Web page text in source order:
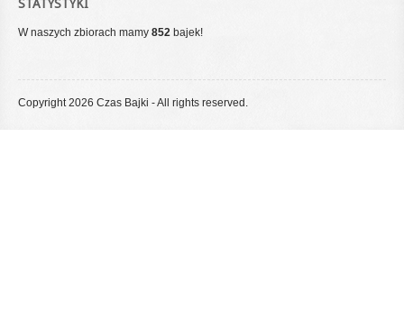
STATYSTYKI
W naszych zbiorach mamy 852 bajek!
Copyright 2026 Czas Bajki - All rights reserved.